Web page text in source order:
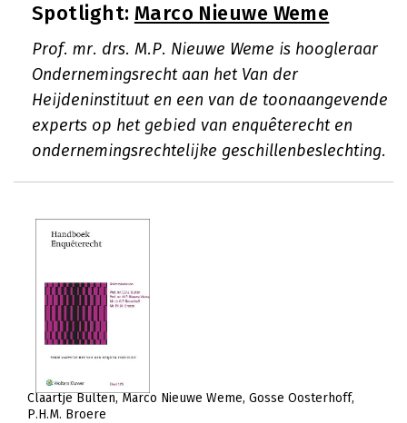
Spotlight: Marco Nieuwe Weme
Prof. mr. drs. M.P. Nieuwe Weme is hoogleraar
Ondernemingsrecht aan het Van der
Heijdeninstituut en een van de toonaangevende
experts op het gebied van enquêterecht en
ondernemingsrechtelijke geschillenbeslechting.
Claartje Bulten Marco Nieuwe Weme Gosse Oosterhoff
P.H.M. Broere